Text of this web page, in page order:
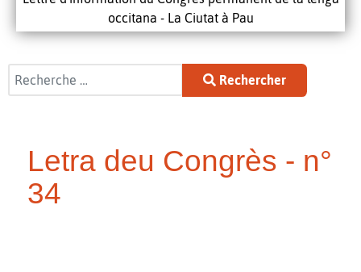
occitana - La Ciutat à Pau
Rechercher
Rechercher
Letra deu Congrès - n°
34